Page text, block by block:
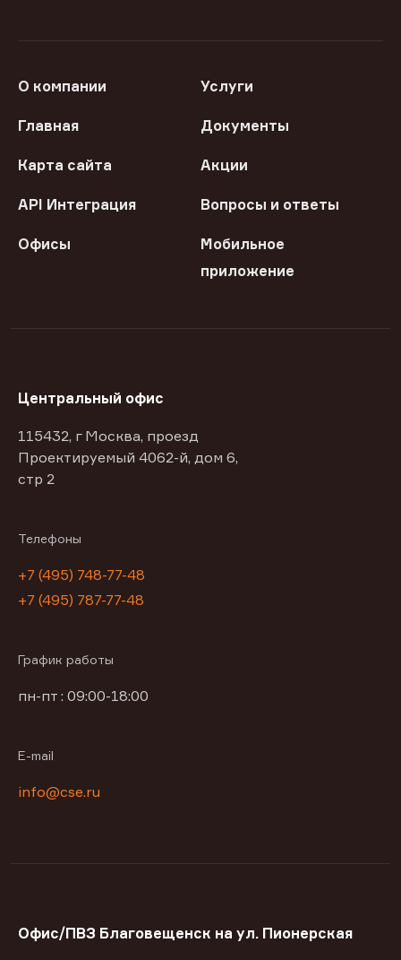
О компании Услуги
Главная Документы
Карта сайта Акции
API Интеграция Вопросы и ответы
Офисы
Мобильное
приложение
Центральный офис
115432, г Москва, проезд
Проектируемый 4062-й, дом 6,
стр 2
Телефоны
+7 (495) 748-77-48
+7 (495) 787-77-48
График работы
пн-пт : 09:00-18:00
E-mail
info@cse.ru
Офис/ПВЗ Благовещенск на ул. Пионерская